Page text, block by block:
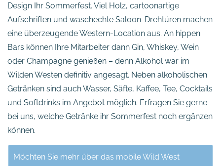
Design Ihr Sommerfest. Viel Holz, cartoonartige
Aufschriften und waschechte Saloon-Drehtüren machen
eine überzeugende Western-Location aus. An hippen
Bars können Ihre Mitarbeiter dann Gin, Whiskey, Wein
oder Champagne genießen – denn Alkohol war im
Wilden Westen definitiv angesagt. Neben alkoholischen
Getränken sind auch Wasser, Säfte, Kaffee, Tee, Cocktails
und Softdrinks im Angebot möglich. Erfragen Sie gerne
bei uns, welche Getränke ihr Sommerfest noch ergänzen
können.
Möchten Sie mehr über das mobile Wild West